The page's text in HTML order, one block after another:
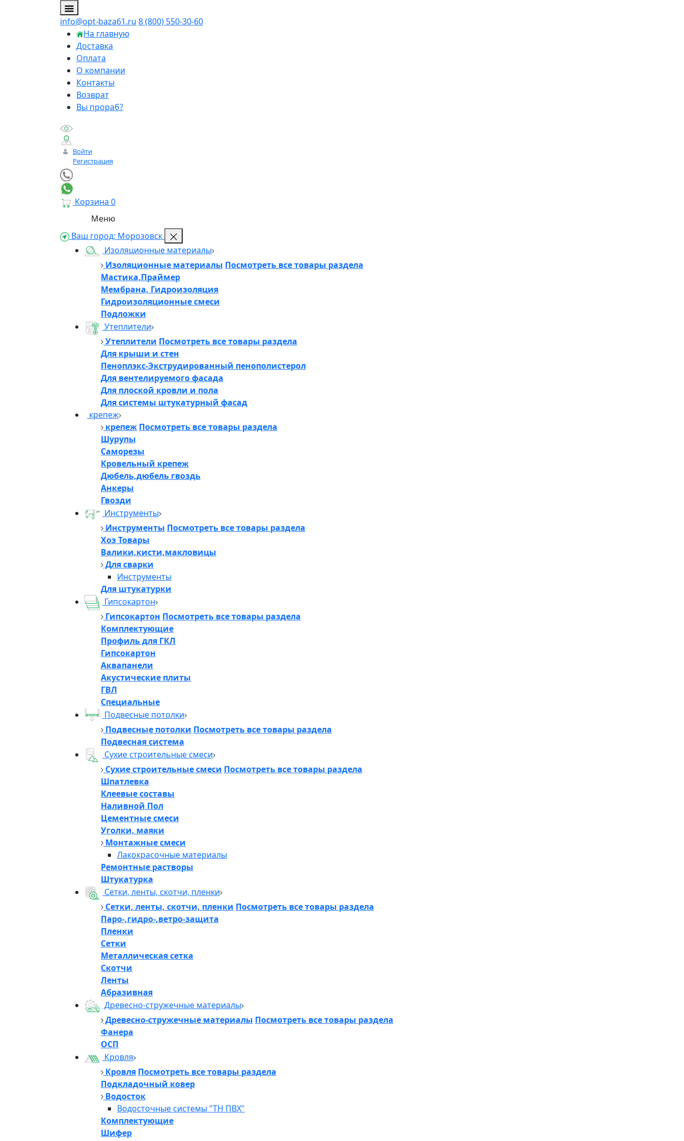
info@opt-baza61.ru 8 (800) 550-30-60
На главную
Доставка
Оплата
О компании
Контакты
Возврат
Вы прораб?
Войти
Регистрация
Корзина 0
Меню
Ваш город: Морозовск
Изоляционные материалы
Изоляционные материалы Посмотреть все товары раздела
Мастика,Праймер
Мембрана, Гидроизоляция
Гидроизоляционные смеси
Подложки
Утеплители
Утеплители Посмотреть все товары раздела
Для крыши и стен
Пеноплэкс-Экструдированный пенополистерол
Для вентелируемого фасада
Для плоской кровли и пола
Для системы штукатурный фасад
крепеж
крепеж Посмотреть все товары раздела
Шурупы
Саморезы
Кровельный крепеж
Дюбель,дюбель гвоздь
Анкеры
Гвозди
Инструменты
Инструменты Посмотреть все товары раздела
Хоз Товары
Валики,кисти,макловицы
Для сварки
Инструменты
Для штукатурки
Гипсокартон
Гипсокартон Посмотреть все товары раздела
Комплектующие
Профиль для ГКЛ
Гипсокартон
Аквапанели
Акустические плиты
ГВЛ
Специальные
Подвесные потолки
Подвесные потолки Посмотреть все товары раздела
Подвесная система
Сухие строительные смеси
Сухие строительные смеси Посмотреть все товары раздела
Шпатлевка
Клеевые составы
Наливной Пол
Цементные смеси
Уголки, маяки
Монтажные смеси
Лакокрасочные материалы
Ремонтные растворы
Штукатурка
Сетки, ленты, скотчи, пленки
Сетки, ленты, скотчи, пленки Посмотреть все товары раздела
Паро-,гидро-,ветро-защита
Пленки
Сетки
Металлическая сетка
Скотчи
Ленты
Абразивная
Древесно-стружечные материалы
Древесно-стружечные материалы Посмотреть все товары раздела
Фанера
ОСП
Кровля
Кровля Посмотреть все товары раздела
Подкладочный ковер
Водосток
Водосточные системы "ТН ПВХ"
Комплектующие
Шифер